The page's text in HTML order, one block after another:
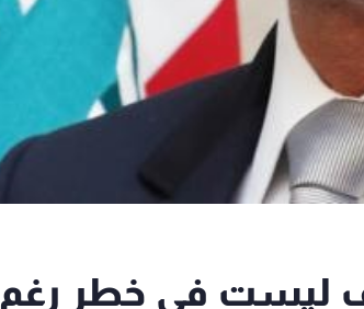
ليست في خطر رغم